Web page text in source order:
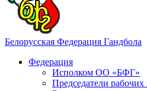
Белорусская Федерация Гандбола
Федерация
Исполком ОО «БФГ»
Председатели